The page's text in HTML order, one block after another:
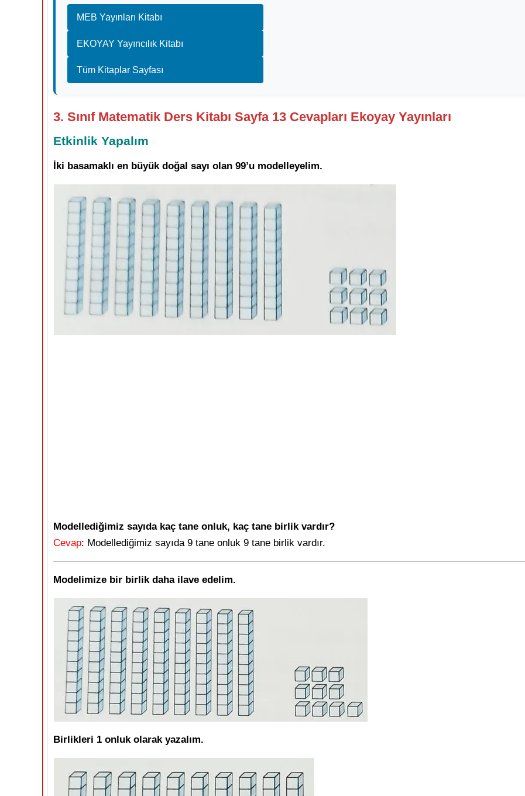
MEB Yayınları Kitabı
EKOYAY Yayıncılık Kitabı
Tüm Kitaplar Sayfası
3. Sınıf Matematik Ders Kitabı Sayfa 13 Cevapları Ekoyay Yayınları
Etkinlik Yapalım
İki basamaklı en büyük doğal sayı olan 99’u modelleyelim.
Modellediğimiz sayıda kaç tane onluk, kaç tane birlik vardır?
Cevap: Modellediğimiz sayıda 9 tane onluk 9 tane birlik vardır.
Modelimize bir birlik daha ilave edelim.
Birlikleri 1 onluk olarak yazalım.